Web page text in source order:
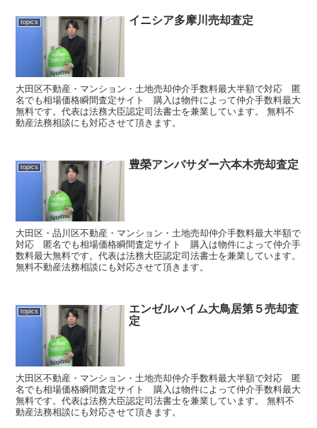
topics イニシア多摩川売却査定
大田区不動産・マンション・土地売却仲介手数料最大半額で対応 匿
名でも相場価格瞬間査定サイト 購入は物件によって仲介手数料最大
無料です。代表は法務大臣認定司法書士を兼業しています。 無料不
動産法務相談にも対応させて頂きます。
topics 豊榮アンバサダー六本木売却査定
大田区・品川区不動産・マンション・土地売却仲介手数料最大半額で
対応 匿名でも相場価格瞬間査定サイト 購入は物件によって仲介手
数料最大無料です。代表は法務大臣認定司法書士を兼業しています。
無料不動産法務相談にも対応させて頂きます。
topics
エンゼルハイム大鳥居第５売却査
定
大田区不動産・マンション・土地売却仲介手数料最大半額で対応 匿
名でも相場価格瞬間査定サイト 購入は物件によって仲介手数料最大
無料です。代表は法務大臣認定司法書士を兼業しています。 無料不
動産法務相談にも対応させて頂きます。